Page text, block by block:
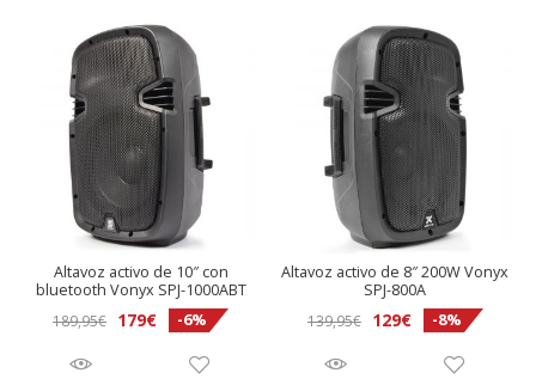
Altavoz activo de 10″ con
bluetooth Vonyx SPJ-1000ABT
189,95€
El
179€El
actual
-6%
Altavoz activo de 8″ 200W Vonyx
SPJ-800A
139,95€
El
129€El
actual
-8%